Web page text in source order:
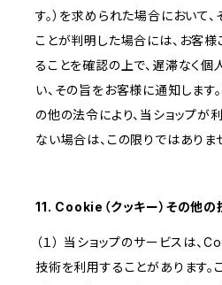
す。）を求められた場合において
ことが判明した場合には、お客
ることを確認の上で、遅滞なく
い、その旨をお客様に通知します
の他の法令により、当ショップ
ない場合は、この限りではありま
11. Cookie（クッキー）その他
（１） 当ショップのサービスは
技術を利用することがあります。